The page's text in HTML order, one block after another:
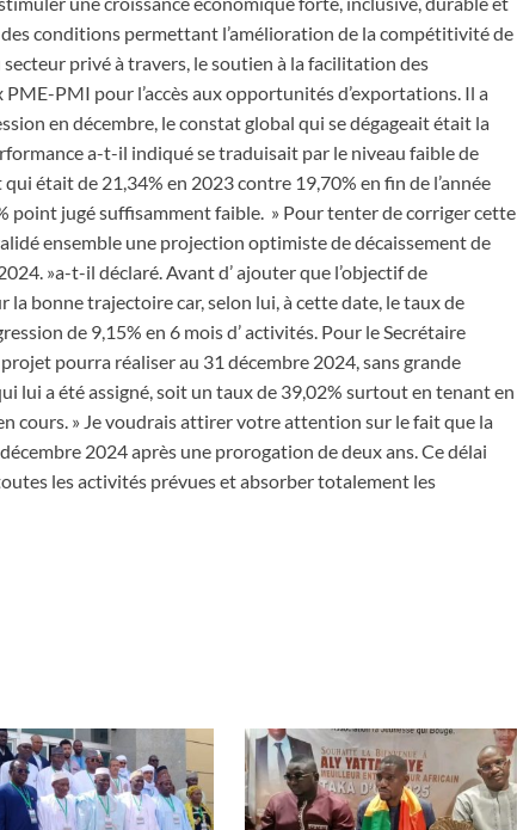
des conditions permettant l’amélioration de la compétitivité de
privé à travers, le soutien à la facilitation des
PMI pour l’accès aux opportunités d’exportations. Il a
en décembre, le constat global qui se dégageait était la
a-t-il indiqué se traduisait par le niveau faible de
était de 21,34% en 2023 contre 19,70% en fin de l’année
point jugé suffisamment faible. » Pour tenter de corriger cette
ensemble une projection optimiste de décaissement de
»a-t-il déclaré. Avant d’ ajouter que l’objectif de
la bonne trajectoire car, selon lui, à cette date, le taux de
de 9,15% en 6 mois d’ activités. Pour le Secrétaire
pourra réaliser au 31 décembre 2024, sans grande
lui a été assigné, soit un taux de 39,02% surtout en tenant en
cours. » Je voudrais attirer votre attention sur le fait que la
2024 après une prorogation de deux ans. Ce délai
les activités prévues et absorber totalement les